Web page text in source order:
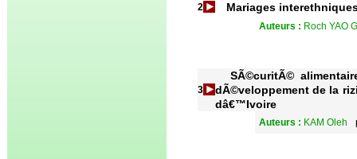
2 Mariages
Auteurs : Roch YAO
3
SÃ©curitÃ©
dÃ©veloppement de la
dâ€™Ivoire
Auteurs : KAM Oleh